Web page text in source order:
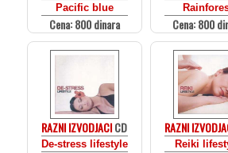
Pacific blue
Cena: 800 dinara Cena: 800
RAZNI IZVODJACICD
De-stress lifestyle
RAZNI
Reiki